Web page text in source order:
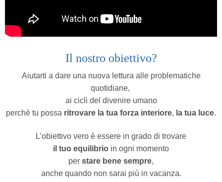
Il nostro obiettivo?
Aiutarti a dare una nuova lettura alle problematiche
quotidiane,
ai cicli del divenire umano
perchè tu possa ritrovare la tua forza interiore, la tua luce.
L’obiettivo vero è essere in grado di trovare
il tuo equilibrio in ogni momento
per stare bene sempre,
anche quando non sarai più in vacanza.